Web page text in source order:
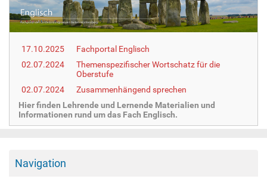
e
h
e
r
:
17.10.2025
Fachportal Englisch
02.07.2024
Themenspezifischer Wortschatz für die
Oberstufe
02.07.2024
Zusammenhängend sprechen
Hier finden Lehrende und Lernende Materialien und
Informationen rund um das Fach Englisch.
Navigation